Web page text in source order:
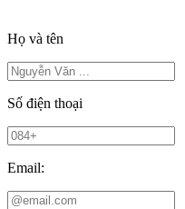
Họ và tên
Số điện thoại
Email: